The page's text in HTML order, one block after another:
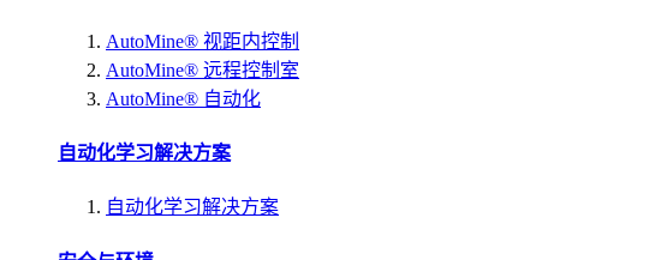
AutoMine® 视距内控制
AutoMine® 远程控制室
AutoMine® 自动化
自动化学习解决方案
自动化学习解决方案